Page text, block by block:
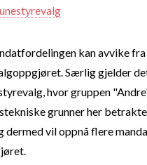
kan avvike
Særlig gjelder
hvor gruppen
grunner her
dermed vil oppnå flere